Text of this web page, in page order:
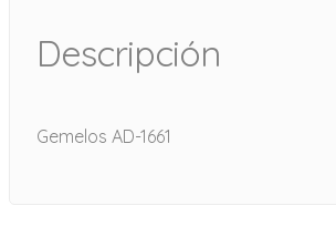
Descripción
Gemelos AD-1661